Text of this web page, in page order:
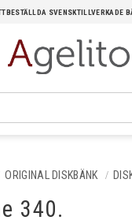
SVENSKTILLVERKADE
ORIGINAL DISKBÄNK
340.